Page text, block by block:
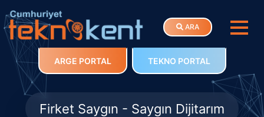
ARA
ARGE PORTAL TEKNO PORTAL
Firket Saygın - Saygın Dijitarım